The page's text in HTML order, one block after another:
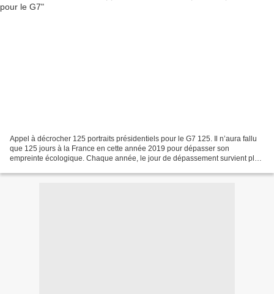
Appel à décrocher 125 portraits présidentiels pour le G7 125. Il n’aura fallu
que 125 jours à la France en cette année 2019 pour dépasser son
empreinte écologique. Chaque année, le jour de dépassement survient plus